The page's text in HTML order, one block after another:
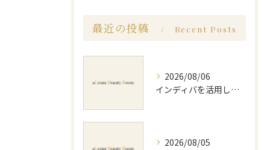
最近の投稿 Recent Posts
2026/08/06
インディバを活用した足痩せ方法とセルライトやむくみ改善のポイント
2026/08/05